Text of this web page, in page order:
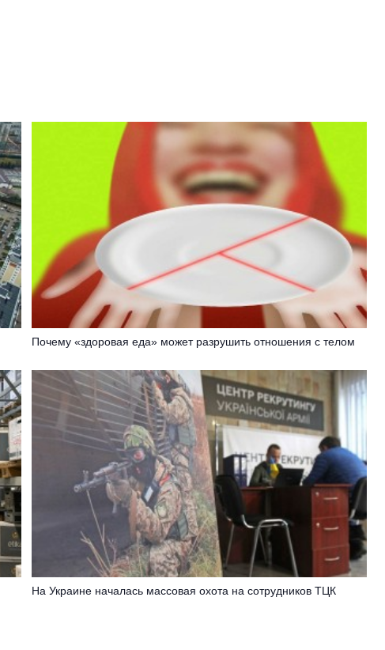
Почему «здоровая еда» может разрушить отношения с телом
На Украине началась массовая охота на сотрудников ТЦК